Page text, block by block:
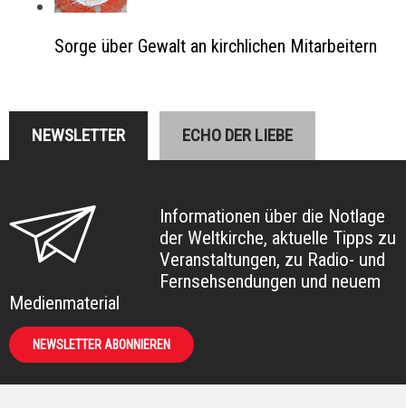
Sorge über Gewalt an kirchlichen Mitarbeitern
NEWSLETTER ECHO DER LIEBE
Informationen über die Notlage
der Weltkirche, aktuelle Tipps zu
Veranstaltungen, zu Radio- und
Fernsehsendungen und neuem
Medienmaterial
NEWSLETTER ABONNIEREN